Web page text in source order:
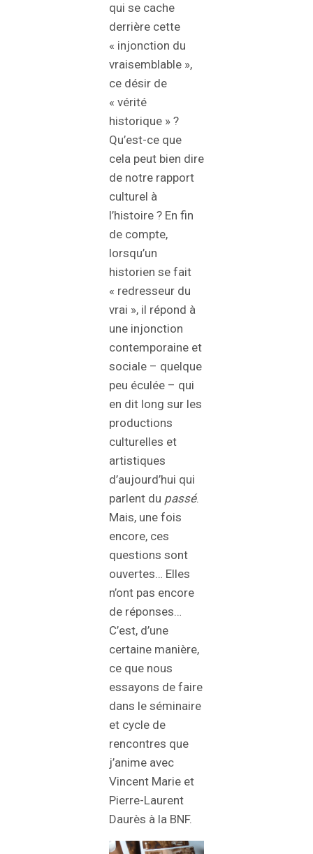
qui se cache
derrière cette
« injonction du
vraisemblable »,
ce désir de
« vérité
historique » ?
Qu’est-ce que
cela peut bien dire
de notre rapport
culturel à
l’histoire ? En fin
de compte,
lorsqu’un
historien se fait
« redresseur du
vrai », il répond à
une injonction
contemporaine et
sociale – quelque
peu éculée – qui
en dit long sur les
productions
culturelles et
artistiques
d’aujourd’hui qui
parlent du passé.
Mais, une fois
encore, ces
questions sont
ouvertes… Elles
n’ont pas encore
de réponses…
C’est, d’une
certaine manière,
ce que nous
essayons de faire
dans le séminaire
et cycle de
rencontres que
j’anime avec
Vincent Marie et
Pierre-Laurent
Daurès à la BNF.